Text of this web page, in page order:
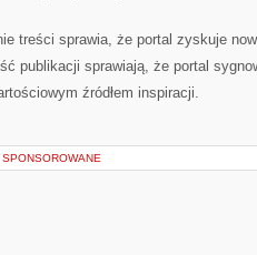
treści sprawia, że portal zyskuje
publikacji sprawiają, że portal
źródłem inspiracji.